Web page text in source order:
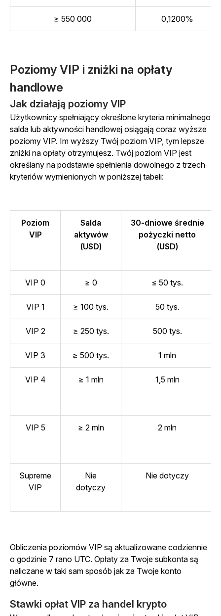
≥ 550 000 0,1200%
Poziomy VIP i zniżki na opłaty
handlowe
Jak działają poziomy VIP
Użytkownicy spełniający określone kryteria minimalnego
salda lub aktywności handlowej osiągają coraz wyższe
poziomy VIP. Im wyższy Twój poziom VIP, tym lepsze
zniżki na opłaty otrzymujesz. Twój poziom VIP jest
określany na podstawie spełnienia dowolnego z trzech
kryteriów wymienionych w poniższej tabeli:
Poziom
VIP
Salda
aktywów
(USD)
30-dniowe średnie
pożyczki netto
(USD)
VIP 0 ≥ 0 ≤ 50 tys.
VIP 1 ≥ 100 tys. 50 tys.
VIP 2 ≥ 250 tys. 500 tys.
VIP 3 ≥ 500 tys. 1 mln
VIP 4 ≥ 1 mln 1,5 mln
VIP 5 ≥ 2 mln 2 mln
Supreme
VIP
Nie
dotyczy
Nie dotyczy
Obliczenia poziomów VIP są aktualizowane codziennie
o godzinie 7 rano UTC. Opłaty za Twoje subkonta są
naliczane w taki sam sposób jak za Twoje konto
główne.
Stawki opłat VIP za handel krypto